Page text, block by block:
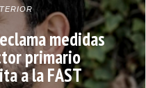
medidas
primario
a la FAST